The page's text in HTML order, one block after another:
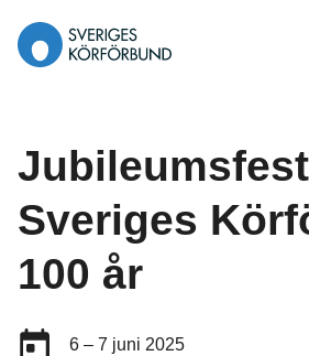
innehåll
Sveriges
100 år
Datum:
6 – 7 juni 2025